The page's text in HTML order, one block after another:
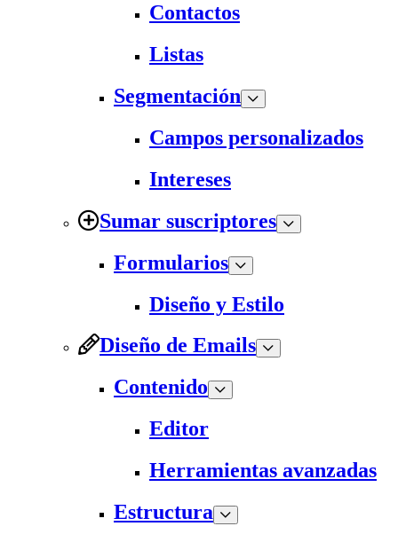
Contactos
Listas
Segmentación
Campos personalizados
Intereses
Sumar suscriptores
Formularios
Diseño y Estilo
Diseño de Emails
Contenido
Editor
Herramientas avanzadas
Estructura